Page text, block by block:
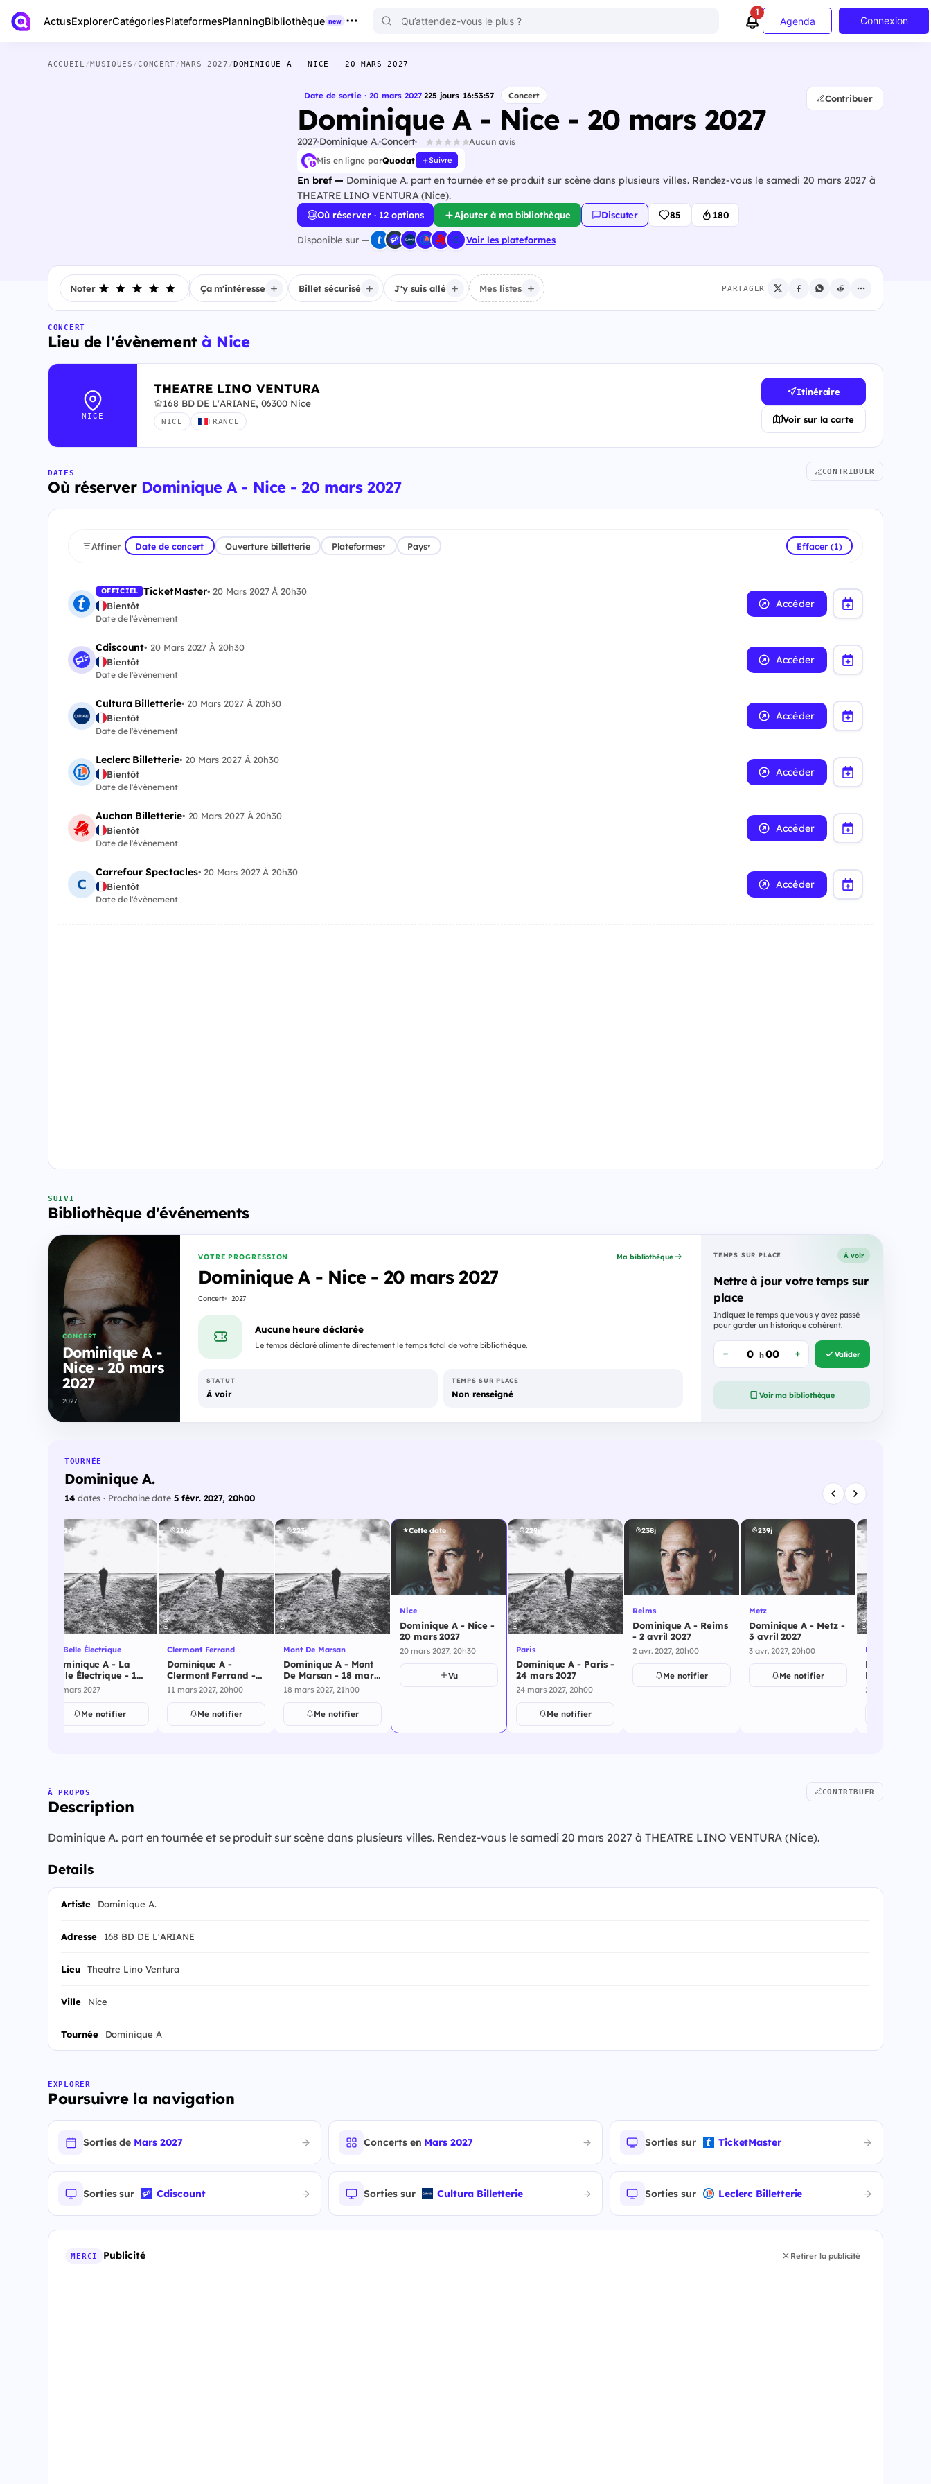
ActusExplorerCatégoriesPlateformesPlanningBibliothèque new
1
Agenda Connexion
ACCUEIL /MUSIQUES /CONCERT/MARS 2027 /DOMINIQUE A - NICE - 20 MARS 2027
Date de sortie · 20 mars 2027·225 jours 16:53:56 Concert
Dominique A - Nice - 20 mars 2027
2027Dominique A.Concert Aucun avis
Mis en ligne parQuodat Suivre
En bref — Dominique A. part en tournée et se produit sur scène dans plusieurs villes. Rendez-vous le samedi 20 mars 2027 à
THEATRE LINO VENTURA (Nice).
Contribuer
Où réserver · 12 options Ajouter à ma bibliothèque Discuter 85 180
Disponible sur — Voir les plateformes
Noter Ça m'intéresse Billet sécurisé J'y suis allé Mes listes PARTAGER
CONCERT
Lieu de l'évènementà Nice
NICE
THEATRE LINO VENTURA
168 BD DE L'ARIANE, 06300 Nice
NICE FRANCE
Itinéraire
Voir sur la carte
DATES
Où réserver Dominique A - Nice - 20 mars 2027
CONTRIBUER
Affiner Date de concert Ouverture billetterie Plateformes▾ Pays▾ Effacer (1)
OFFICIEL TicketMaster• 20 Mars 2027 À 20h30
Bientôt
Date de l'évènement
Accéder
Cdiscount• 20 Mars 2027 À 20h30
Bientôt
Date de l'évènement
Accéder
Cultura Billetterie• 20 Mars 2027 À 20h30
Bientôt
Date de l'évènement
Accéder
Leclerc Billetterie• 20 Mars 2027 À 20h30
Bientôt
Date de l'évènement
Accéder
Auchan Billetterie• 20 Mars 2027 À 20h30
Bientôt
Date de l'évènement
Accéder
Carrefour Spectacles• 20 Mars 2027 À 20h30
Bientôt
Date de l'évènement
Accéder
SUIVI
Bibliothèque d'événements
CONCERT
Dominique A -
Nice - 20 mars
2027
2027
VOTRE PROGRESSION
Dominique A - Nice - 20 mars 2027
Concert 2027
Ma bibliothèque
Aucune heure déclarée
Le temps déclaré alimente directement le temps total de votre bibliothèque.
STATUT
À voir
TEMPS SUR PLACE
Non renseigné
TEMPS SUR PLACE À voir
Mettre à jour votre temps sur
place
Indiquez le temps que vous y avez passé
pour garder un historique cohérent.
h Valider
Voir ma bibliothèque
TOURNÉE
Dominique A.
14dates · Prochaine date5 févr. 2027, 20h00
214j
La Belle Électrique
Dominique A - La
Belle Électrique - 10
mars 2027
10 mars 2027
Me notifier
216j
Clermont Ferrand
Dominique A -
Clermont Ferrand -
11 mars 2027
11 mars 2027, 20h00
Me notifier
223j
Mont De Marsan
Dominique A - Mont
De Marsan - 18 mars
2027
18 mars 2027, 21h00
Me notifier
Cette date
Nice
Dominique A - Nice -
20 mars 2027
20 mars 2027, 20h30
Vu
229j
Paris
Dominique A - Paris -
24 mars 2027
24 mars 2027, 20h00
Me notifier
238j
Reims
Dominique A - Reims
- 2 avril 2027
2 avr. 2027, 20h00
Me notifier
239j
Metz
Dominique A - Metz -
3 avril 2027
3 avr. 2027, 20h00
Me notifier
Ramonville St
Dominique A -
Ramonville St
27 avril 2027
27 avr. 2027,
À PROPOS
Description
CONTRIBUER
Dominique A. part en tournée et se produit sur scène dans plusieurs villes. Rendez-vous le samedi 20 mars 2027 à THEATRE LINO VENTURA (Nice).
Details
Artiste Dominique A.
Adresse 168 BD DE L'ARIANE
Lieu Theatre Lino Ventura
Ville Nice
Tournée Dominique A
EXPLORER
Poursuivre la navigation
Sorties de Mars 2027 Concerts en Mars 2027 Sorties sur TicketMaster
Sorties sur Cdiscount Sorties sur Cultura Billetterie Sorties sur Leclerc Billetterie
MERCI Publicité Retirer la publicité